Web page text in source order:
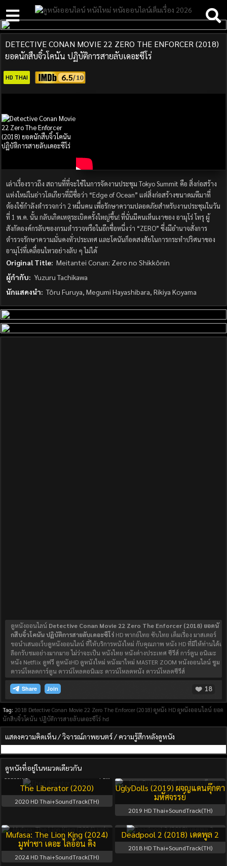
DETECTIVE CONAN MOVIE 22 ZERO THE ENFORCER (2018)
ยอดนักสืบจิ๋วโคนัน ปฏิบัติการสายลับเดอะซีโร่
HD THAI 6.5
เล่าเรื่องราวถึง สถานที่ที่จะใช้ในการจัดงานประชุม Tokyo Summit คือ สิ่งก่อสร้าง
แห่งใหม่ในอ่าวโตเกียวที่มีชื่อว่า “Edge of Ocean” แต่สิ่งก่อสร้างขนาดมหึมาที่
ต้องใช้กำลังตำรวจกว่า 2 หมื่นคน เพื่อรักษาความปลอดภัยสำหรับงานประชุมในวัน
ที่ 1 พ.ค. นั้น กลับเกิดเหตุระเบิดครั้งใหญ่ขึ้น! ที่นั่นมีคนเห็นเงาของ อามุโร่ โทรุ ผู้
สังกัดองค์กรลับของกรมตำรวจหรือในอีกชื่อหนึ่งว่า “ZERO” ซึ่งมีอำนาจสั่งการ
ตำรวจรักษาความมั่นคงทั่วประเทศ และโคนันก็อดสงสัยในการกระทำปริศนาของ
อามุโร่ที่เคลื่อนไหวอย่างลับ ๆ ไม่ได้
Original Title: Meitantei Conan: Zero no Shikkônin
ผู้กำกับ: Yuzuru Tachikawa
นักแสดงนำ:Tôru Furuya, Megumi Hayashibara, Rikiya Koyama
ดูหนังออนไลน์ Detective Conan Movie 22 Zero The Enforcer (2018) ยอดนั
กสืบจิ๋วโคนัน ปฏิบัติการสายลับเดอะซีโร่ HD พากย์ไทย ซับไทย เต็มเรื่อง มาสเตอร์
ขอนำเสนอเว็บดูหนังออนไลน์ ที่ให้บริการหนังใหม่ กับคุณภาพ หนัง HD ที่มีให้ท่านได้เ
ลือกรับชมอย่างมากมาย ไม่ว่าจะเป็น หนังไทย หนังต่างประเทศ ซีรีส์ การ์ตูน อนิเมะ
หนัง Netflix ดูฟรี ดูหนังHD ดูหนังใหม่ หนังมาใหม่ MASTER ZOOM หนังออนไลน์ ซูม
ดาวน์โหลดการ์ตูน ดาวน์โหลดอนิเมะ ดาวน์โหลดหนัง ดาวน์โหลดซีรีส์
Join 18
Tag: 2018 Detective Conan Movie 22 Zero The Enforcer (2018) ดูหนัง HD ดูหนังออนไลน์ ยอด
นักสืบจิ๋วโคนัน ปฏิบัติการสายลับเดอะซีโร่ hd
แสดงความคิดเห็น / วิจารณ์ภาพยนตร์ / ความรู้สึกหลังดูหนัง
ดูหนังที่อยู่ในหมวดเดียวกัน
The Liberator (2020)
2020 HD Thai+SoundTrack(TH)
UglyDolls (2019) ผจญแดนตุ๊กตา
มหัศจรรย์
2019 HD Thai+SoundTrack(TH)
Mufasa: The Lion King (2024)
มูฟาซา เดอะ ไลอ้อน คิง
2024 HD Thai+SoundTrack(TH)
Deadpool 2 (2018) เดดพูล 2
2018HD Thai+SoundTrack(TH)